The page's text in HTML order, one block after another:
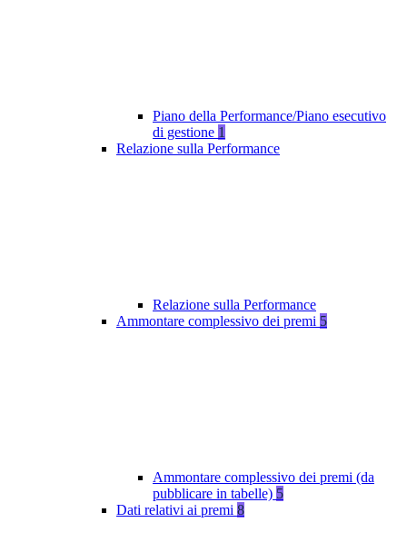
Piano della Performance/Piano esecutivo
di gestione 1
Relazione sulla Performance
Relazione sulla Performance
Ammontare complessivo dei premi 5
Ammontare complessivo dei premi (da
pubblicare in tabelle) 5
Dati relativi ai premi 8